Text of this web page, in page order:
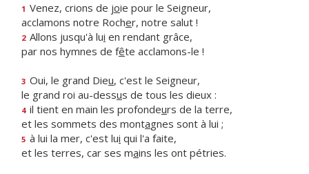
1 Venez, crions de joie pour le Seigneur,
acclamons notre Rocher, notre salut !
2 Allons jusqu'à lui en rendant grâce,
par nos hymnes de fête acclamons-le !
3 Oui, le grand Dieu, c'est le Seigneur,
le grand roi au-dessus de tous les dieux :
4 il tient en main les profondeurs de la terre,
et les sommets des montagnes sont à lui ;
5 à lui la mer, c'est lui qui l'a faite,
et les terres, car ses mains les ont pétries.